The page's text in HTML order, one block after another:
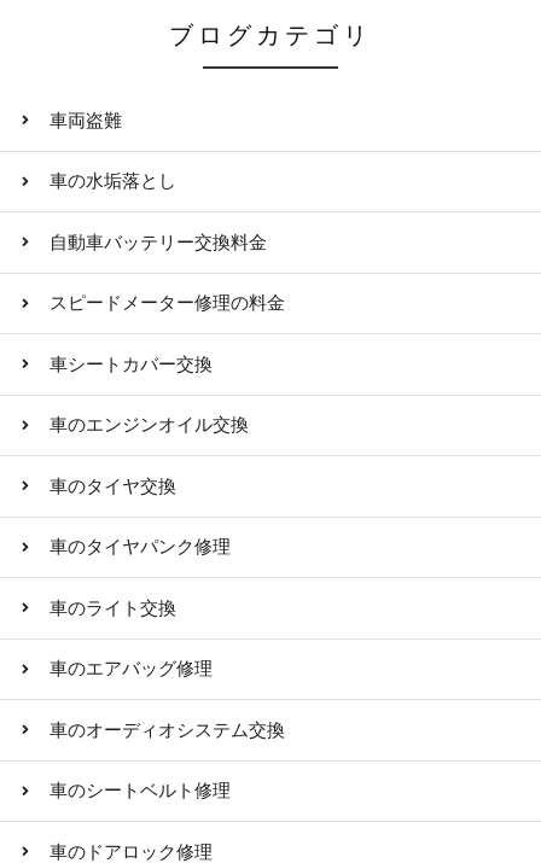
ブログカテゴリ
車両盗難
車の水垢落とし
自動車バッテリー交換料金
スピードメーター修理の料金
車シートカバー交換
車のエンジンオイル交換
車のタイヤ交換
車のタイヤパンク修理
車のライト交換
車のエアバッグ修理
車のオーディオシステム交換
車のシートベルト修理
車のドアロック修理